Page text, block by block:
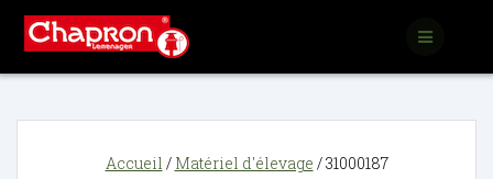
Accueil / Matériel d'élevage / 31000187